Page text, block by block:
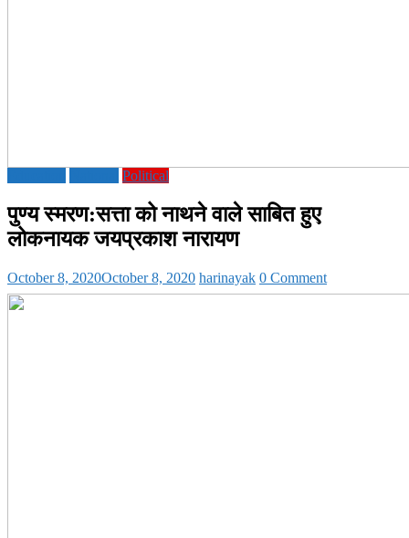
Political
पुण्य स्मरण:सत्ता को नाथने वाले साबित हुए
लोकनायक जयप्रकाश नारायण
October 8, 2020October 8, 2020 harinayak 0 Comment